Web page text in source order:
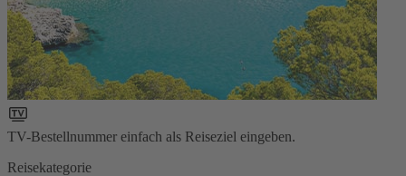
TV-Bestellnummer einfach als Reiseziel eingeben.
Reisekategorie